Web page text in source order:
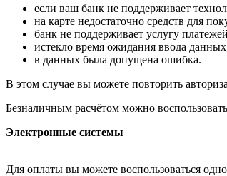
если ваш банк не поддерживает
на карте недостаточно средств для
банк не поддерживает услугу
истекло время ожидания ввода
в данных была допущена ошибка.
В этом случае вы можете повторить
Безналичным расчётом можно
Электронные системы
Для оплаты вы можете воспользоваться